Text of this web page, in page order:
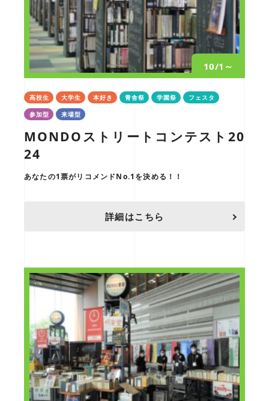
10/1～
高校生 大学生 本好き 青舎祭 学園祭
フェスタ
参加型
来場型
MONDOストリートコンテスト20
24
あなたの1票がリコメンドNo.1を決める！！
詳細はこちら